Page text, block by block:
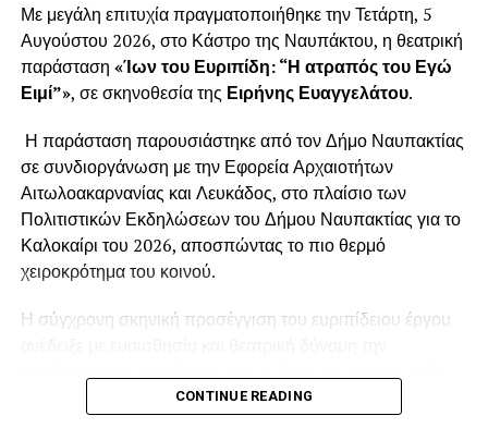
Με μεγάλη επιτυχία πραγματοποιήθηκε την Τετάρτη, 5
Αυγούστου 2026, στο Κάστρο της Ναυπάκτου, η θεατρική
παράσταση «Ίων του Ευριπίδη: “Η ατραπός του Εγώ
Ειμί”», σε σκηνοθεσία της Ειρήνης Ευαγγελάτου.
Η παράσταση παρουσιάστηκε από τον Δήμο Ναυπακτίας
σε συνδιοργάνωση με την Εφορεία Αρχαιοτήτων
Αιτωλοακαρνανίας και Λευκάδος, στο πλαίσιο των
Πολιτιστικών Εκδηλώσεων του Δήμου Ναυπακτίας για το
Καλοκαίρι του 2026, αποσπώντας το πιο θερμό
χειροκρότημα του κοινού.
Η σύγχρονη σκηνική προσέγγιση του ευριπίδειου έργου
το τραύμα της εγκατάλειψης και τη συμφιλίωση με το
CONTINUE READING